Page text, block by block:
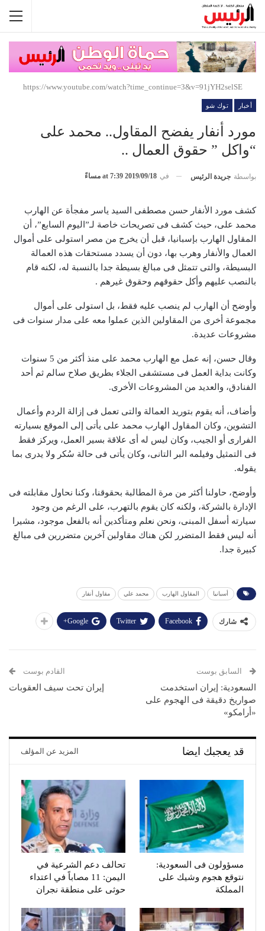
https://www.youtube.com/watch?time_continue=3&v=91jYH2selSE
أخبار توك شو
مورد أنفار يفضح المقاول.. محمد على
“واكل ” حقوق العمال ..
بواسطة جريدة الرئيس في 2019/09/18 at 7:39 مساءً
كشف مورد الأنفار حسن مصطفى السيد ياسر مفجأة عن الهارب
محمد على، حيث كشف فى تصريحات خاصة لـ”اليوم السابع”، أن
المقاول الهارب بإسبانيا، قبل أن يخرج من مصر استولى على أموال
العمال والأنفار وهرب بها، دون أن يسدد مستحقات هذه العمالة
البسيطة، والتى تتمثل فى مبالغ بسيطة جدا بالنسبة له، لكنه قام
بالنصب عليهم وأكل حقوقهم وحقوق غيرهم .
وأوضح أن الهارب لم ينصب عليه فقط، بل استولى على أموال
مجموعة أخرى من المقاولين الذين عملوا معه على مدار سنوات فى
مشروعات عديدة.
وقال حسن، إنه عمل مع الهارب محمد على منذ أكثر من 5 سنوات
وكانت بداية العمل فى مستشفى الجلاء بطريق صلاح سالم ثم أحد
الفنادق، والعديد من المشروعات الأخرى.
وأضاف، أنه يقوم بتوريد العمالة والتى تعمل فى إزالة الردم وأعمال
التشوين، وكان المقاول الهارب محمد على يأتى إلى الموقع بسيارته
الفرارى أو الجيب، وكان ليس له أى علاقة بسير العمل، ويركز فقط
فى التمثيل وفيلمه البر التانى، وكان يأتى فى حالة سُكر ولا يدرى بما
يقوله.
وأوضح، حاولنا أكثر من مرة المطالبة بحقوقنا، وكنا نحاول مقابلته فى
الإدارة بالشركة، ولكنه كان يقوم بالتهرب، على الرغم من وجود
سيارته أسفل المبنى، ونحن نعلم ومتأكدين أنه بالفعل موجود، مشيرا
أنه ليس فقط المتضرر لكن هناك مقاولين آخرين متضررين فى مبالغ
كبيرة جدا.
أسبانيا المقاول الهارب محمد علي مقاول أنفار
شارك Facebook
Twitter
Google+
السابق بوست
السعودية: إيران استخدمت
صواريخ دقيقة فى الهجوم على
«أرامكو»
القادم بوست
إيران تحت سيف العقوبات
قد يعجبك ايضا المزيد عن المؤلف
مسؤولون فى السعودية:
نتوقع هجوم وشيك على
المملكة
تحالف دعم الشرعية في
اليمن: 11 مصاباً في اعتداء
حوثى على منطقة نجران